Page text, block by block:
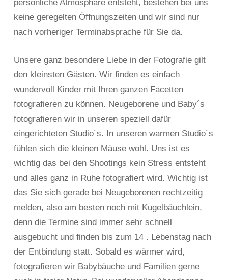
persönliche Atmosphäre entsteht, bestehen bei uns
keine geregelten Öffnungszeiten und wir sind nur
nach vorheriger Terminabsprache für Sie da.
Unsere ganz besondere Liebe in der Fotografie gilt
den kleinsten Gästen. Wir finden es einfach
wundervoll Kinder mit Ihren ganzen Facetten
fotografieren zu können. Neugeborene und Baby´s
fotografieren wir in unseren speziell dafür
eingerichteten Studio´s. In unseren warmen Studio´s
fühlen sich die kleinen Mäuse wohl. Uns ist es
wichtig das bei den Shootings kein Stress entsteht
und alles ganz in Ruhe fotografiert wird. Wichtig ist
das Sie sich gerade bei Neugeborenen rechtzeitig
melden, also am besten noch mit Kugelbäuchlein,
denn die Termine sind immer sehr schnell
ausgebucht und finden bis zum 14 . Lebenstag nach
der Entbindung statt. Sobald es wärmer wird,
fotografieren wir Babybäuche und Familien gerne